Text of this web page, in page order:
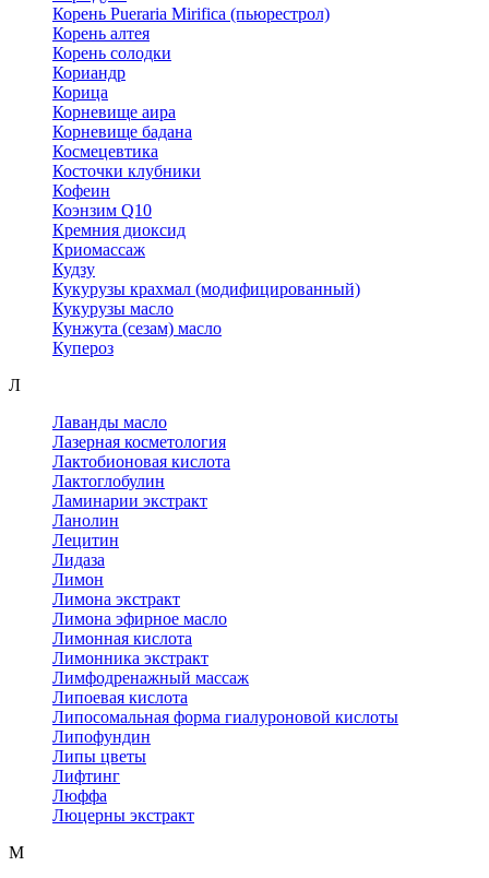
Корень Pueraria Mirifica (пьюрестрол)
Корень алтея
Корень солодки
Кориандр
Корица
Корневище аира
Корневище бадана
Космецевтика
Косточки клубники
Кофеин
Коэнзим Q10
Кремния диоксид
Криомассаж
Кудзу
Кукурузы крахмал (модифицированный)
Кукурузы масло
Кунжута (сезам) масло
Купероз
Л
Лаванды масло
Лазерная косметология
Лактобионовая кислота
Лактоглобулин
Ламинарии экстракт
Ланолин
Лецитин
Лидаза
Лимон
Лимона экстракт
Лимона эфирное масло
Лимонная кислота
Лимонника экстракт
Лимфодренажный массаж
Липоевая кислота
Липосомальная форма гиалуроновой кислоты
Липофундин
Липы цветы
Лифтинг
Люффа
Люцерны экстракт
М